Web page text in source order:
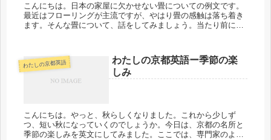
こんにちは。日本の家屋に欠かせない畳についての例文です。
最近はフローリングが主流ですが、やはり畳の感触は落ち着き
ます。そんな畳について、話をしてみましょう。当たり前にあ
わたしの京都英語
わたしの京都英語ー季節の楽
しみ
こんにちは。やっと、秋らしくなりました。これから少しず
つ、短い秋になっていくのでしょうか。今日は、京都の名所と
季節の楽しみを英文にしてみました。ここでは、専門家のよう